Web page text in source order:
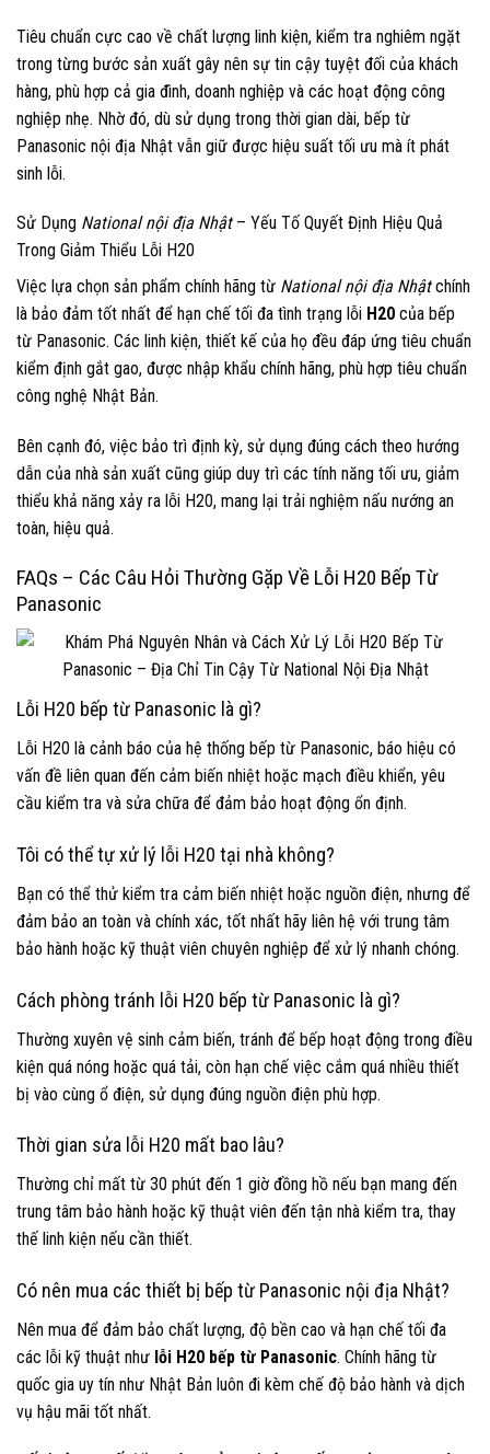
Tiêu chuẩn cực cao về chất lượng linh kiện, kiểm tra nghiêm ngặt
trong từng bước sản xuất gây nên sự tin cậy tuyệt đối của khách
hàng, phù hợp cả gia đình, doanh nghiệp và các hoạt động công
nghiệp nhẹ. Nhờ đó, dù sử dụng trong thời gian dài, bếp từ
Panasonic nội địa Nhật vẫn giữ được hiệu suất tối ưu mà ít phát
sinh lỗi.
Sử Dụng National nội địa Nhật– Yếu Tố Quyết Định Hiệu Quả
Trong Giảm Thiểu Lỗi H20
Việc lựa chọn sản phẩm chính hãng từ National nội địa Nhậtchính
là bảo đảm tốt nhất để hạn chế tối đa tình trạng lỗi H20 của bếp
từ Panasonic. Các linh kiện, thiết kế của họ đều đáp ứng tiêu chuẩn
kiểm định gắt gao, được nhập khẩu chính hãng, phù hợp tiêu chuẩn
công nghệ Nhật Bản.
Bên cạnh đó, việc bảo trì định kỳ, sử dụng đúng cách theo hướng
dẫn của nhà sản xuất cũng giúp duy trì các tính năng tối ưu, giảm
thiểu khả năng xảy ra lỗi H20, mang lại trải nghiệm nấu nướng an
toàn, hiệu quả.
FAQs – Các Câu Hỏi Thường Gặp Về Lỗi H20 Bếp Từ
Panasonic
Lỗi H20 bếp từ Panasonic là gì?
Lỗi H20 là cảnh báo của hệ thống bếp từ Panasonic, báo hiệu có
vấn đề liên quan đến cảm biến nhiệt hoặc mạch điều khiển, yêu
cầu kiểm tra và sửa chữa để đảm bảo hoạt động ổn định.
Tôi có thể tự xử lý lỗi H20 tại nhà không?
Bạn có thể thử kiểm tra cảm biến nhiệt hoặc nguồn điện, nhưng để
đảm bảo an toàn và chính xác, tốt nhất hãy liên hệ với trung tâm
bảo hành hoặc kỹ thuật viên chuyên nghiệp để xử lý nhanh chóng.
Cách phòng tránh lỗi H20 bếp từ Panasonic là gì?
Thường xuyên vệ sinh cảm biến, tránh để bếp hoạt động trong điều
kiện quá nóng hoặc quá tải, còn hạn chế việc cắm quá nhiều thiết
bị vào cùng ổ điện, sử dụng đúng nguồn điện phù hợp.
Thời gian sửa lỗi H20 mất bao lâu?
Thường chỉ mất từ 30 phút đến 1 giờ đồng hồ nếu bạn mang đến
trung tâm bảo hành hoặc kỹ thuật viên đến tận nhà kiểm tra, thay
thế linh kiện nếu cần thiết.
Có nên mua các thiết bị bếp từ Panasonic nội địa Nhật?
Nên mua để đảm bảo chất lượng, độ bền cao và hạn chế tối đa
các lỗi kỹ thuật như lỗi H20 bếp từ Panasonic. Chính hãng từ
quốc gia uy tín như Nhật Bản luôn đi kèm chế độ bảo hành và dịch
vụ hậu mãi tốt nhất.